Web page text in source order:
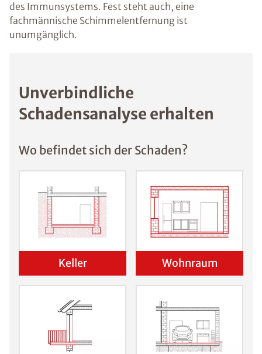
des Immunsystems. Fest steht auch, eine
fachmännische Schimmelentfernung ist
unumgänglich.
Unverbindliche
Schadensanalyse erhalten
Wo befindet sich der Schaden?
Keller Wohnraum